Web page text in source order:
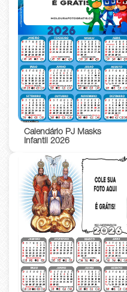
Calendário PJ Masks
Infantil 2026